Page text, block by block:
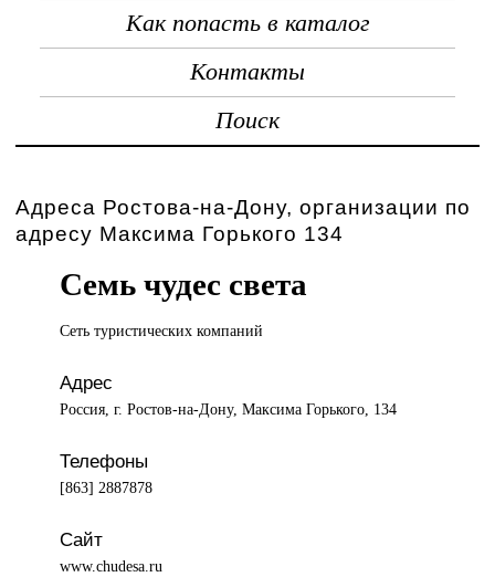
Как попасть в каталог
Контакты
Поиск
Адреса Ростова-на-Дону, организации по
адресу Максима Горького 134
Семь чудес света
Сеть туристическихкомпаний
Адрес
Россия, г. Ростов-на-Дону, Максима Горького, 134
Телефоны
[863] 2887878
Сайт
www.chudesa.ru